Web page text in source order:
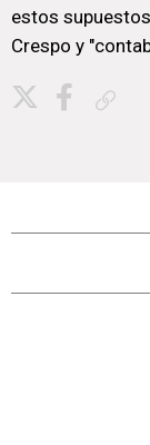
estos
Crespo y